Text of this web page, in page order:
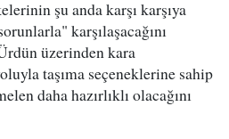
şu anda karşı karşıya
karşılaşacağını
üzerinden kara
taşıma seçeneklerine sahip
daha hazırlıklı olacağını